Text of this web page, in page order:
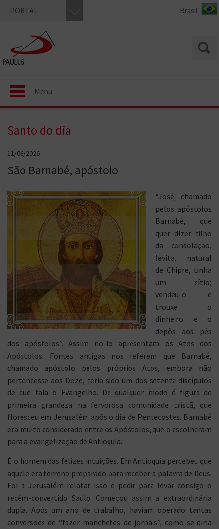
PORTAL
Menu
Santo do dia
11/06/2026
São Barnabé, apóstolo
“José, chamado
pelos apóstolos
Barnabé, que
quer dizer filho
da consolação,
levita, natural
de Chipre, tinha
um sítio;
vendeu-o e
trouxe o
dinheiro e o
depôs aos pés
dos apóstolos”. Assim no-lo apresentam os Atos dos
Apóstolos. Fontes antigas nos referem que Barnabé,
chamado apóstolo pelos próprios Atos, embora não
pertencesse aos Doze, teria sido um dos setenta discípulos
de que fala o Evangelho. De qualquer modo é figura de
primeira grandeza na fervorosa comunidade cristã, que
floresceu em Jerusalém após o dia de Pentecostes. Barnabé
era muito considerado entre os Apóstolos, que o escolheram
para a evangelização de Antioquia.
É o homem das felizes intuições. Em Antioquia percebeu que
aquele era terreno preparado para receber a palavra de Deus.
Foi a Jerusalém relatar isso e pedir para levar consigo o
recém-convertido Saulo. Começou assim a extraordinária
dupla. Após um ano de trabalho, haviam operado tantas
conversões de “fazer manchetes de jornais”, como se diria